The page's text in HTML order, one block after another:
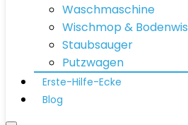
Waschmaschine
Wischmop &
Staubsauger
Putzwagen
Erste-Hilfe-Ecke
Blog